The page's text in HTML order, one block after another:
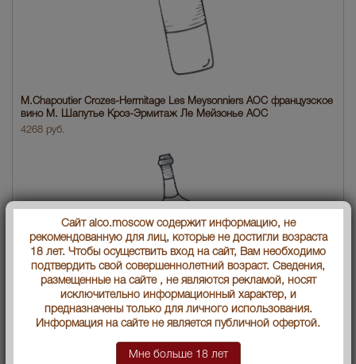
M.Chapoutier Crozes-Hermitage Les Meysonniers AOC французское
вино М. Шапутье Кроз-Эрмитаж Ле Мейзонье АОС
4268 руб.
M.Chapoutier Chateauneuf-du-Pape La Bernardine AOC
французское вино М. Шапутье Шатонёф-дю-Пап Ла Бернардин
Сайт alco.moscow содержит информацию, не
рекомендованную для лиц, которые не достигли возраста
18 лет. Чтобы осуществить вход на сайт, Вам необходимо
подтвердить свой совершеннолетний возраст. Сведения,
размещенные на сайте , не являются рекламой, носят
исключительно информационный характер, и
предназначены только для личного использования.
Информация на сайте не является публичной офертой.
Мне больше 18 лет